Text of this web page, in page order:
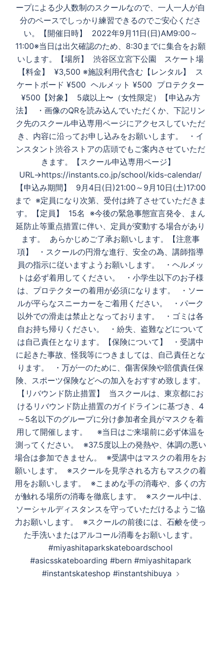
ープによる少人数制のスクールなので、一人一人が自
分のペースでしっかり練習できるのでご安心くださ
い。【開催日時】 2022年9月11日(日)AM9:00～
11:00※当日は出欠確認のため、8:30までに集合をお願
いします。【場所】 渋谷区立宮下公園 スケート場
【料金】 ¥3,500 ※施設利用代含む【レンタル】 ス
ケートボード ¥500 ヘルメット ¥500 プロテクター
¥500【対象】 5歳以上〜（女性限定）【申込み方
法】 ・画像のQRを読み込んでいただくか、下記リン
ク先のスクール申込専用ページにアクセスしていただ
き、内容に沿ってお申し込みをお願いします。 ・イ
ンスタント渋谷ストアの店頭でもご案内させていただ
きます。【スクール申込専用ページ】
URL→https://instants.co.jp/school/kids-calendar/
【申込み期間】 9月4日(日)21:00～9月10日(土)17:00
まで ※定員になり次第、受付は終了させていただきま
す。【定員】 15名 ※今後の緊急事態宣言発令、まん
延防止等重点措置に伴い、定員が変動する場合があり
ます。 あらかじめご了承お願いします。【注意事
項】 ・スクールの円滑な進行、安全の為、講師指導
員の指示に従いますようお願いします。 ・ヘルメッ
トは必ず着用してください。 ・小学生以下のお子様
は、プロテクターの着用が必須になります。 ・ソー
ルが平らなスニーカーをご着用ください。 ・パーク
以外での滑走は禁止となっております。 ・ゴミは各
自お持ち帰りください。 ・紛失、盗難などについて
は自己責任となります。【保険について】 ・受講中
に起きた事故、怪我等につきましては、自己責任とな
ります。 ・万が一のために、傷害保険や賠償責任保
険、スポーツ保険などへの加入をおすすめ致します。
【リバウンド防止措置】 当スクールは、東京都にお
けるリバウンド防止措置のガイドラインに基づき、4
～5名以下のグループに分け参加者全員がマスクを着
用して開催します。 ※当日はご来場前に必ず体温を
測ってください。 ※37.5度以上の発熱や、体調の悪い
場合は参加できません。 ※受講中はマスクの着用をお
願いします。 ※スクールを見学される方もマスクの着
用をお願いします。 ※こまめな手の消毒や、多くの方
が触れる場所の消毒を徹底します。 ※スクール中は、
ソーシャルディスタンスを守っていただけるようご協
力お願いします。 ※スクールの前後には、石鹸を使っ
た手洗いまたはアルコール消毒をお願いします。
#miyashitaparkskateboardschool
#asicsskateboarding #bern #miyashitapark
#instantskateshop #instantshibuya